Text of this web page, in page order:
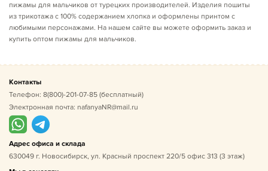
пижамы для мальчиков от турецких производителей. Изделия пошиты
из трикотажа с 100% содержанием хлопка и оформлены принтом с
любимыми персонажами. На нашем сайте вы можете оформить заказ и
купить оптом пижамы для мальчиков.
Контакты
Телефон: 8(800)-201-07-85 (бесплатный)
Электронная почта: nafanyaNR@mail.ru
Адрес офиса и склада
630049 г. Новосибирск, ул. Красный проспект 220/5 офис 313 (3 этаж)